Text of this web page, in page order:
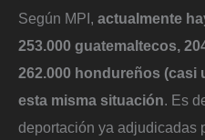
Según MPI, actualmente
253.000 guatemaltecos,
262.000 hondureños (casi
esta misma situación . Es
deportación ya adjudicadas